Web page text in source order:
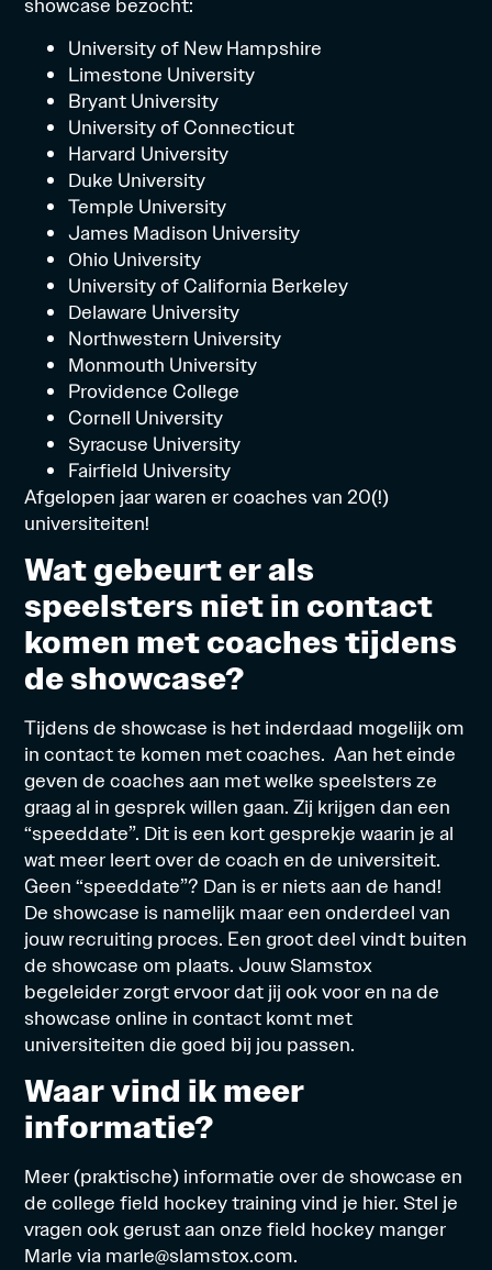
University of New Hampshire
Limestone University
Bryant University
University of Connecticut
Harvard University
Duke University
Temple University
James Madison University
Ohio University
University of California Berkeley
Delaware University
Northwestern University
Monmouth University
Providence College
Cornell University
Syracuse University
Fairfield University
Afgelopen jaar waren er coaches van 20(!)
universiteiten!
Wat gebeurt er als
speelsters niet in contact
komen met coaches tijdens
de showcase?
Tijdens de showcase is het inderdaad mogelijk om
in contact te komen met coaches. Aan het einde
geven de coaches aan met welke speelsters ze
graag al in gesprek willen gaan. Zij krijgen dan een
“speeddate”. Dit is een kort gesprekje waarin je al
wat meer leert over de coach en de universiteit.
Geen “speeddate”? Dan is er niets aan de hand!
De showcase is namelijk maar een onderdeel van
jouw recruiting proces. Een groot deel vindt buiten
de showcase om plaats. Jouw Slamstox
begeleider zorgt ervoor dat jij ook voor en na de
showcase online in contact komt met
universiteiten die goed bij jou passen.
Waar vind ik meer
informatie?
Meer (praktische) informatie over de showcase en
de college field hockey training vind je hier. Stel je
vragen ook gerust aan onze field hockey manger
Marle via marle@slamstox.com.